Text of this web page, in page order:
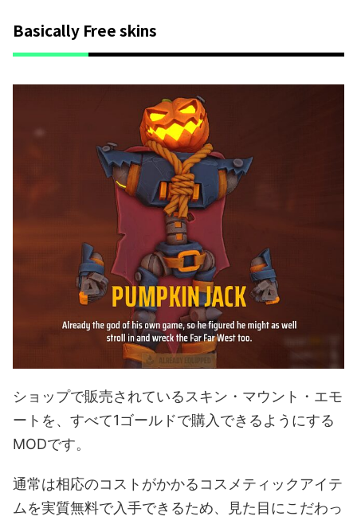
Basically Free skins
ショップで販売されているスキン・マウント・エモ
ートを、すべて1ゴールドで購入できるようにする
MODです。
通常は相応のコストがかかるコスメティックアイテ
ムを実質無料で入手できるため、見た目にこだわっ